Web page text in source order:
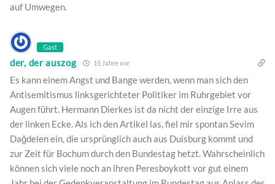
auf Umwegen.
Gast
der, der auszog 15 Jahre vor
Es kann einem Angst und Bange werden, wenn man sich den
Antisemitismus linksgerichteter Politiker im Ruhrgebiet vor
Augen führt. Hermann Dierkes ist da nicht der einzige Irre aus
der linken Ecke. Als ich den Artikel las, fiel mir spontan Sevim
Dağdelen ein, die ursprünglich auch aus Duisburg kommt und
zur Zeit für Bochum durch den Bundestag hetzt. Wahrscheinlich
können sich viele noch an ihren Peresboykott vor gut einem